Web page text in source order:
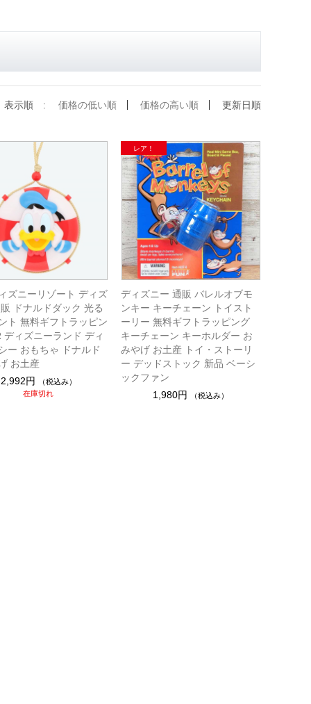
表示順 : 価格の低い順 価格の高い順 更新日順
ズニーリゾート ディズ
ドナルドダック 光る
ト 無料ギフトラッピン
ディズニーランド ディ
ー おもちゃ ドナルド
お土産
2,992円
（税込み）
在庫切れ
ディズニー 通販 バレルオブモ
ンキー キーチェーン トイスト
ーリー 無料ギフトラッピング
キーチェーン キーホルダー お
みやげ お土産 トイ・ストーリ
ー デッドストック 新品 ベーシ
ックファン
1,980円
（税込み）